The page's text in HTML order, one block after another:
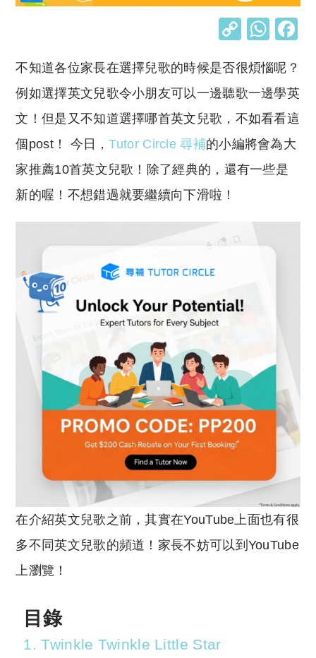
C
p
y
Li
n
k
W
at
s
A
p
p
不知道各位家長在選擇兒歌的時候是否很煩惱呢？
例如選擇英文兒歌令小朋友可以一邊聽歌一邊學英
文！但是又不知道選擇哪首英文兒歌，不如看看這
個post！ 今日，Tutor Circle 尋補的小編將會為大
家推薦10首英文兒歌！除了經典的，還有一些是
新的喔！不想錯過就要繼續向下滑啦！
在介紹英文兒歌之前，其實在YouTube上面也有很
多不同英文兒歌的頻道！家長不妨可以到YouTube
上瀏覽！
目錄
1. Twinkle Twinkle Little Star